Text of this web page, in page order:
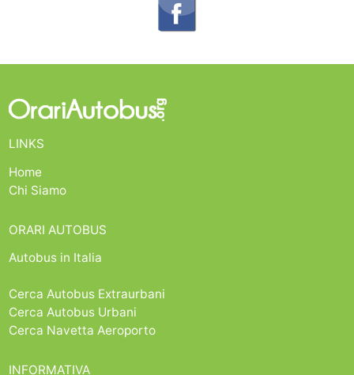
LINKS
Home
Chi Siamo
ORARI AUTOBUS
Autobus in Italia
Cerca Autobus Extraurbani
Cerca Autobus Urbani
Cerca Navetta Aeroporto
INFORMATIVA